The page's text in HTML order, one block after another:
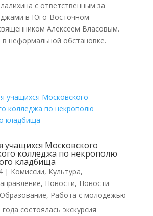
с ответственным за
в Юго-Восточном
Алексеем Власовым.
неформальной обстановке.
учащихся Московского
колледжа по некрополю
кладбища
| Комиссии, Культура,
, Новости, Новости
Образование, Работа с молодежью
состоялась экскурсия